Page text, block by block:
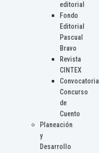
editorial
Fondo
Editorial
Pascual
Bravo
Revista
CINTEX
Convocatoria
Concurso
de
Cuento
Planeación
y
Desarrollo